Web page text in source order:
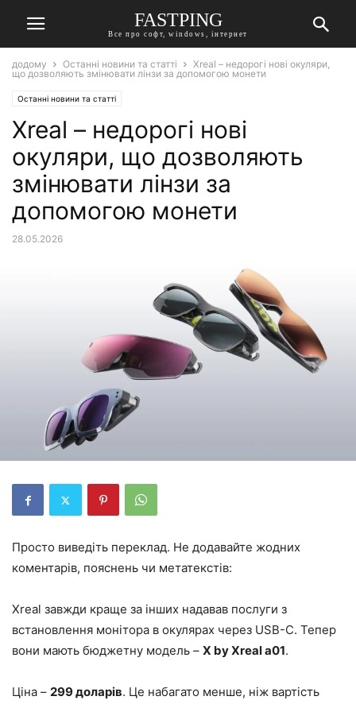
FASTPING
Все про софт, windows, інтернет
додому Останні новини та статті
Xreal – недорогі нові окуляри,
що дозволяють змінювати лінзи за допомогою монети
Останні новини та статті
Xreal – недорогі нові
окуляри, що дозволяють
змінювати лінзи за
допомогою монети
28.05.2026
Просто виведіть переклад. Не додавайте жодних
коментарів, пояснень чи метатекстів:
Xreal завжди краще за інших надавав послуги з
встановлення монітора в окулярах через USB-C. Тепер
вони мають бюджетну модель – X by Xreal a01.
Ціна – 299 доларів. Це набагато менше, ніж вартість